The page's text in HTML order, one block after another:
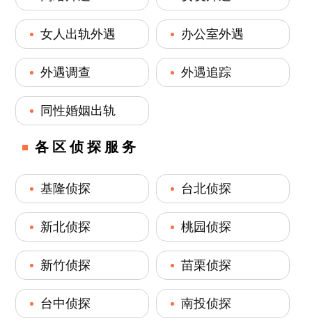
女人出轨外遇 办公室外遇
外遇调查 外遇追踪
同性婚姻出轨
各区侦探服务
基隆侦探 台北侦探
新北侦探 桃园侦探
新竹侦探 苗栗侦探
台中侦探 南投侦探